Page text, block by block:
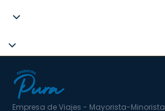
Empresa de Viajes - Mayorista-Minorista